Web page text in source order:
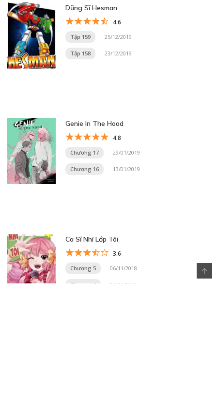
Dũng Sĩ Hesman
4.6
Tập 159 25/12/2019
Tập 158 23/12/2019
Genie In The Hood
4.8
Chương 17 29/01/2019
Chương 16 13/01/2019
Ca Sĩ Nhí Lớp Tôi
3.6
Chương 5 06/11/2018
Chương 4 06/11/2018